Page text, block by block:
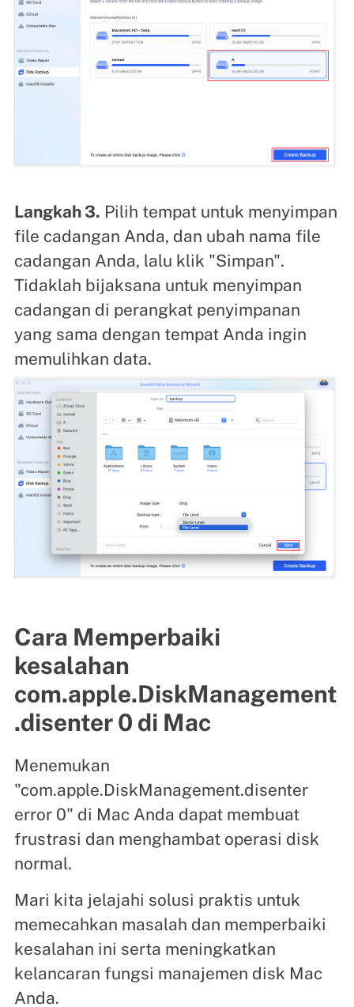
Langkah 3. Pilih tempat untuk menyimpan
file cadangan Anda, dan ubah nama file
cadangan Anda, lalu klik "Simpan".
Tidaklah bijaksana untuk menyimpan
cadangan di perangkat penyimpanan
yang sama dengan tempat Anda ingin
memulihkan data.
Cara Memperbaiki
kesalahan
com.apple.DiskManagement
.disenter 0 di Mac
Menemukan
"com.apple.DiskManagement.disenter
error 0" di Mac Anda dapat membuat
frustrasi dan menghambat operasi disk
normal.
Mari kita jelajahi solusi praktis untuk
memecahkan masalah dan memperbaiki
kesalahan ini serta meningkatkan
kelancaran fungsi manajemen disk Mac
Anda.